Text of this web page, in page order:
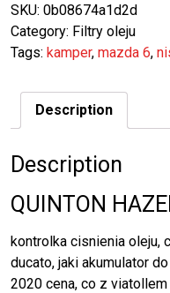
SKU: 0b08674a1d2d
Category: Filtry oleju
Tags: kamper, mazda 6,
Description
Description
QUINTON
kontrolka cisnienia oleju,
ducato, jaki akumulator
2020 cena, co z viatollem